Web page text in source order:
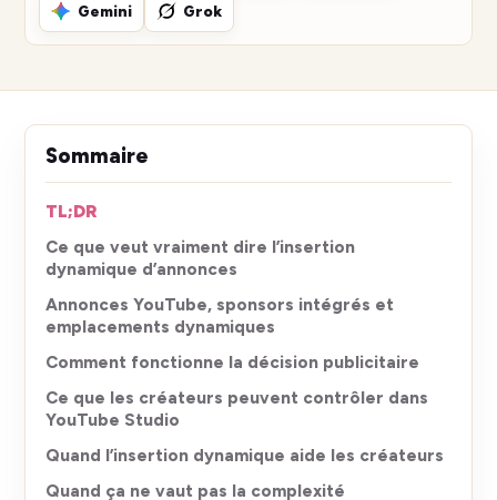
Gemini Grok
Sommaire
TL;DR
Ce que veut vraiment dire l’insertion
dynamique d’annonces
Annonces YouTube, sponsors intégrés et
emplacements dynamiques
Comment fonctionne la décision publicitaire
Ce que les créateurs peuvent contrôler dans
YouTube Studio
Quand l’insertion dynamique aide les créateurs
Quand ça ne vaut pas la complexité